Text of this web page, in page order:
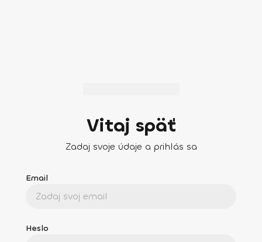
Vitaj späť
Zadaj svoje údaje a prihlás sa
Email
Heslo